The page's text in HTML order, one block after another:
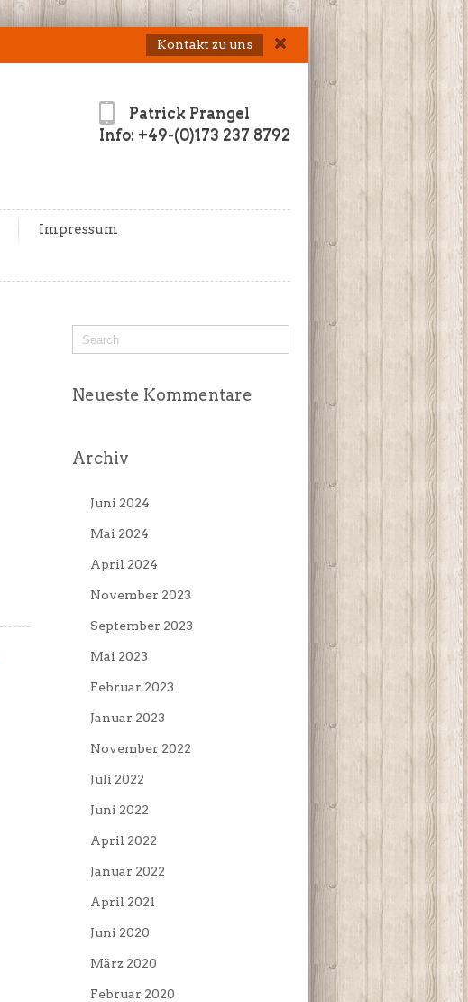
Kontakt zu uns
Patrick Prangel
Info: +49-(0)173 237 8792
Impressum
Neueste Kommentare
Archiv
Juni 2024
Mai 2024
April 2024
November 2023
September 2023
Mai 2023
Februar 2023
Januar 2023
November 2022
Juli 2022
Juni 2022
April 2022
Januar 2022
April 2021
Juni 2020
März 2020
Februar 2020